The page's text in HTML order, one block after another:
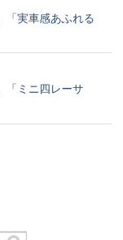
「実車感あふれる
「ミニ四レーサ